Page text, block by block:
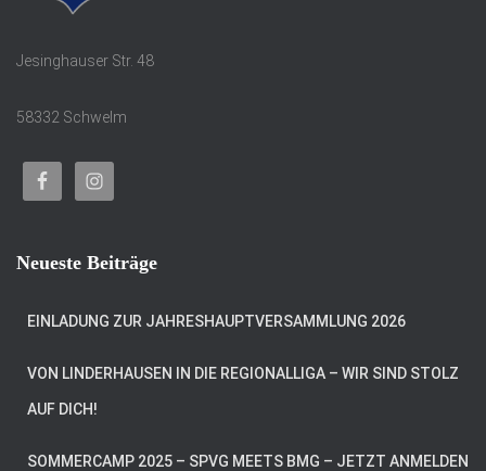
Jesinghauser Str. 48
58332 Schwelm
Neueste Beiträge
EINLADUNG ZUR JAHRESHAUPTVERSAMMLUNG 2026
VON LINDERHAUSEN IN DIE REGIONALLIGA – WIR SIND STOLZ
AUF DICH!
SOMMERCAMP 2025 – SPVG MEETS BMG – JETZT ANMELDEN